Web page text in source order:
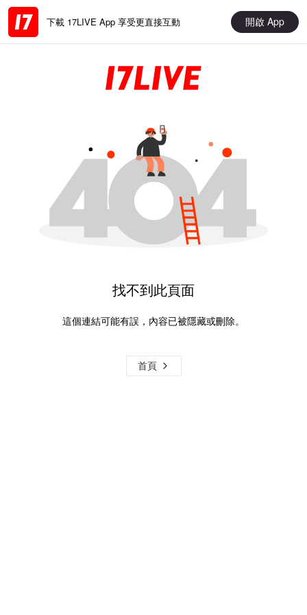
下載 17LIVE App 享受更直接互動 開啟 App
找不到此頁面
這個連結可能有誤，內容已被隱藏或刪除。
首頁